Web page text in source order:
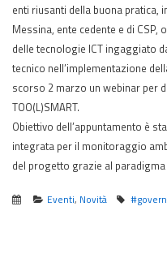
enti riusanti della buona pratica,
Messina, ente cedente e di
delle tecnologie ICT ingaggiato
tecnico nell’implementazione
scorso 2 marzo un webinar per
TOO(L)SMART.
Obiettivo dell’appuntamento è
integrata per il monitoraggio
del progetto grazie al
Eventi, Novità